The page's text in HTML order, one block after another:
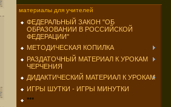
материалы для учителей
ФЕДЕРАЛЬНЫЙ ЗАКОН "ОБ
ОБРАЗОВАНИИ В РОССИЙСКОЙ
ФЕДЕРАЦИИ"
МЕТОДИЧЕСКАЯ КОПИЛКА
РАЗДАТОЧНЫЙ МАТЕРИАЛ К УРОКАМ
ЧЕРЧЕНИЯ
ДИДАКТИЧЕСКИЙ МАТЕРИАЛ К УРОКАМ
ИГРЫ ШУТКИ - ИГРЫ МИНУТКИ
***